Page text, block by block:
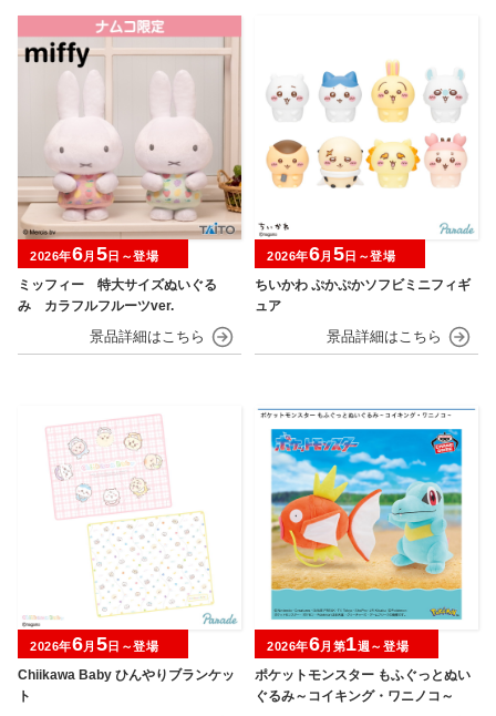
ミッフィー 特大サイズぬいぐる
み カラフルフルーツver.
2026年6月 5日～登場
ちいかわ ぷかぷかソフビミニフィギ
ュア
2026年6月 5日～登場
Chiikawa Baby ひんやりブランケッ
ト
2026年6月 5日～登場
ポケットモンスター もふぐっとぬい
ぐるみ～コイキング・ワニノコ～
2026年6月第1週～登場